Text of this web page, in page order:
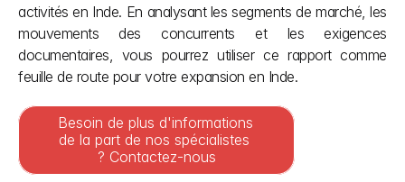
activités en Inde. En analysant les segments de marché, les
mouvements des concurrents et les exigences
documentaires, vous pourrez utiliser ce rapport comme
feuille de route pour votre expansion en Inde.
Besoin de plus d'informations
de la part de nos spécialistes
? Contactez-nous